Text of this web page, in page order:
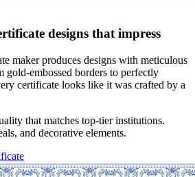
designs that impress
maker produces designs with meticulous
embossed borders to perfectly
certificate looks like it was crafted by a
that matches top-tier institutions.
and decorative elements.